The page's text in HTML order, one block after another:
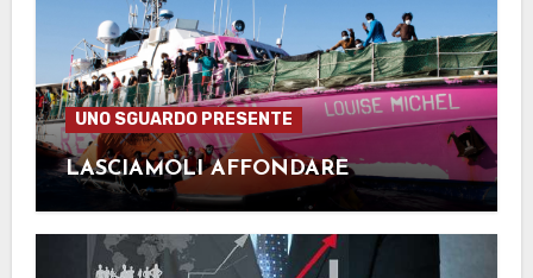
UNO SGUARDO PRESENTE
LASCIAMOLI AFFONDARE